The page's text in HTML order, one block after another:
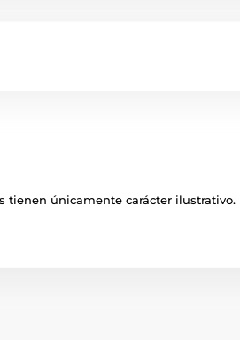
tienen únicamente carácter ilustrativo.